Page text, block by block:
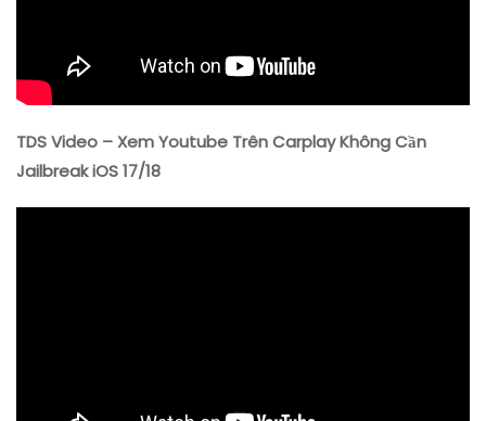
TDS Video – Xem Youtube Trên Carplay Không Cần
Jailbreak iOS 17/18